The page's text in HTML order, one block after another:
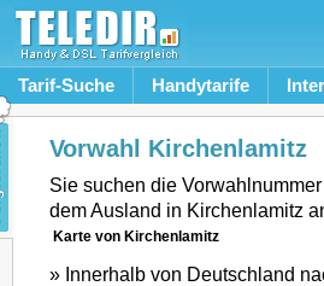
Tarif-Suche Handytarife
Vorwahl Kirchenlamitz
Sie suchen die
dem Ausland in Kirchenlamitz
Karte von Kirchenlamitz
» Innerhalb von Deutschland